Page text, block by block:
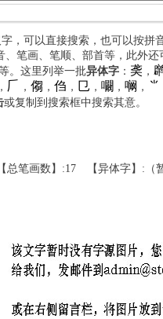
，可以直接搜索，也可以按拼
笔画、笔顺、部首等，此外
。这里列举一批异体字： 䶮 ，
， 𠂆 ， 㑳 ， 㑇 ， 㔾 ， 㘚 ， 㘎 ， ⺌
或复制到搜索框中搜索其意。
【总笔画数】:17 【异体字】:（